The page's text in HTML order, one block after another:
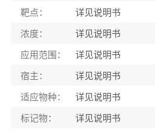
靶点：
详见说明书
浓度：
详见说明书
应用范围：
详见说明书
宿主：
详见说明书
适应物种：
详见说明书
标记物：
详见说明书